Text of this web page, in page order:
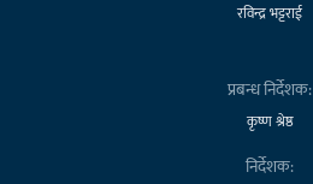
रविन्द्र भट्टराई
प्रबन्ध निर्देशक:
कृष्ण श्रेष्ठ
निर्देशक: